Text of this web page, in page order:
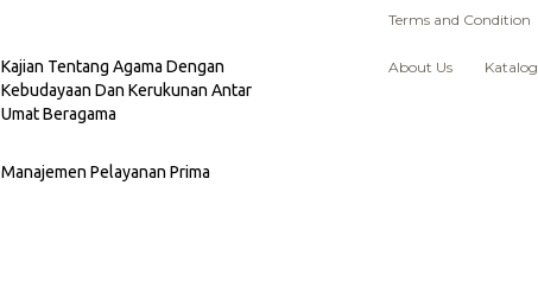
Kajian Tentang Agama Dengan
Kebudayaan Dan Kerukunan Antar
Umat Beragama
Manajemen Pelayanan Prima
Terms and Condition
About Us Katalog